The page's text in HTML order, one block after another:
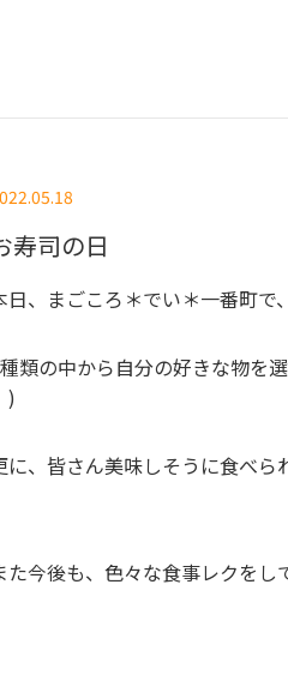
寿司の日
日、まごころ＊でい＊一番町
類の中から自分の好きな物を
)
に、皆さん美味しそうに食べ
た今後も、色々な食事レクを